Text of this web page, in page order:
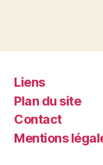
Liens
Plan du site
Contact
Mentions